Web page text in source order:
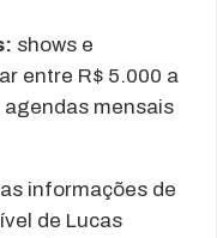
shows e
entre R$ 5.000 a
agendas mensais
informações de
de Lucas